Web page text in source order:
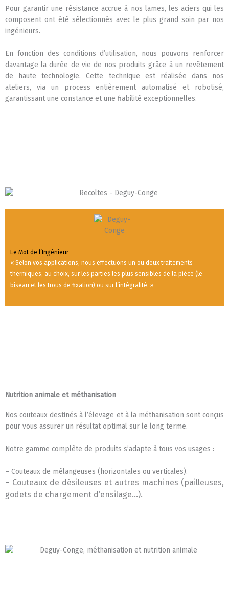
Pour garantir une résistance accrue à nos lames, les aciers qui les
composent ont été sélectionnés avec le plus grand soin par nos
ingénieurs.
En fonction des conditions d’utilisation, nous pouvons renforcer
davantage la durée de vie de nos produits grâce à un revêtement
de haute technologie. Cette technique est réalisée dans nos
ateliers, via un process entièrement automatisé et robotisé,
garantissant une constance et une fiabilité exceptionnelles.
Le Mot de l’Ingénieur
« Selon vos applications, nous effectuons un ou deux traitements
thermiques, au choix, sur les parties les plus sensibles de la pièce (le
biseau et les trous de fixation) ou sur l’intégralité. »
Nutrition animale et méthanisation
Nos couteaux destinés à l’élevage et à la méthanisation sont conçus
pour vous assurer un résultat optimal sur le long terme.
Notre gamme complète de produits s’adapte à tous vos usages :
– Couteaux de mélangeuses (horizontales ou verticales).
– Couteaux de désileuses et autres machines (pailleuses,
godets de chargement d’ensilage…).